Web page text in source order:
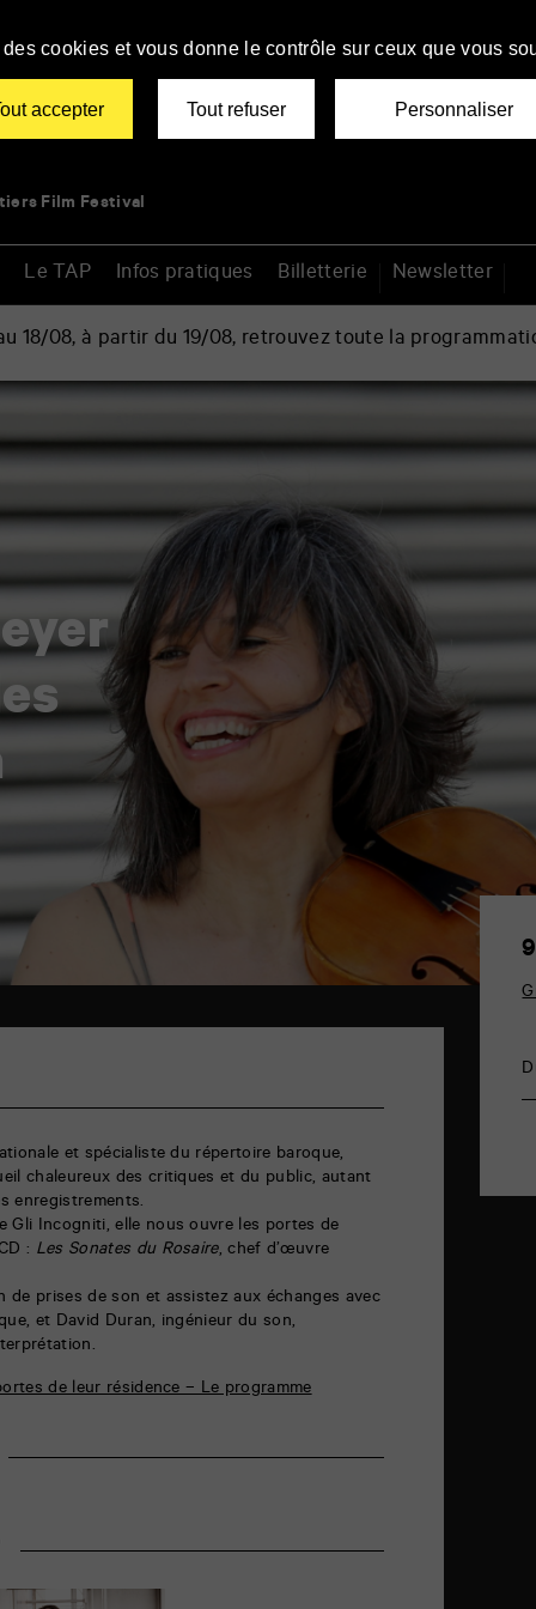
Film Festival
Le TAP Infos pratiques Billetterie Newsletter
18/08, à partir du 19/08, retrouvez toute la
et spécialiste du répertoire baroque,
chaleureux des critiques et du public, autant
enregistrements.
Gli Incogniti, elle nous ouvre les portes de
: Les Sonates du Rosaire, chef d’œuvre
de prises de son et assistez aux échanges avec
et David Duran, ingénieur du son,
de leur résidence – Le programme
cookies et vous donne le contrôle sur ceux que vous
accepter Tout refuser Personnaliser